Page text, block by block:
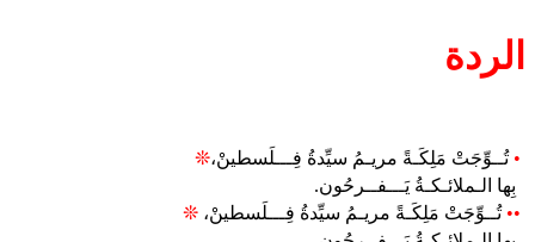
الردة
• تُــوِّجَتْ مَلِكَـةً مريـمُ سيِّدةُ فِـــلَسطينْ،❊
بِها الـملائـكـةُ يَـــفــرحُون.
•• تُــوِّجَتْ مَلِكَـةً مريـمُ سيِّدةُ فِـــلَسطينْ، ❊